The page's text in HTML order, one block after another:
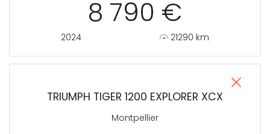
8 790 €
2024 21290 km
TRIUMPH TIGER 1200 EXPLORER XCX
Montpellier